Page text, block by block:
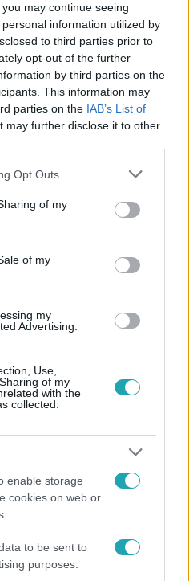
may continue seeing
information utilized by
to third parties prior to
opt-out of the further
by third parties on the
This information may
parties on the IAB’s List of
may further disclose it to other
uses one or more Google
behaviour. You may click to
and its third-party tags to
purposes in below Google
Opt Outs
of my
of my
my
Advertising.
Use,
of my
with the
collected.
enable storage
cookies on web or
to be sent to
purposes.
#RTL #RTL KLUB
# GYŐZŐ
gyermekét a 29 éves